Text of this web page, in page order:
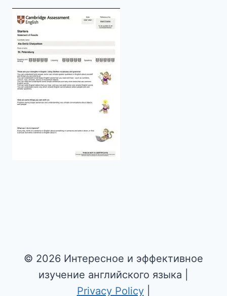
© 2026 Интересное и эффективное
изучение английского языка |
Privacy Policy|